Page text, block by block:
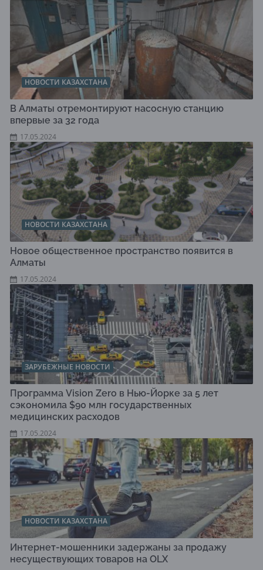
НОВОСТИ КАЗАХСТАНА
В Алматы отремонтируют насосную станцию
впервые за 32 года
17.05.2024
НОВОСТИ КАЗАХСТАНА
Новое общественное пространство появится в
Алматы
17.05.2024
ЗАРУБЕЖНЫЕ НОВОСТИ
Программа Vision Zero в Нью-Йорке за 5 лет
сэкономила $90 млн государственных
медицинских расходов
17.05.2024
НОВОСТИ КАЗАХСТАНА
Интернет-мошенники задержаны за продажу
несуществующих товаров на OLX